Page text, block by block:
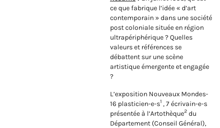
ce que fabrique l’idée « d’art
contemporain » dans une société
post coloniale située en région
ultrapériphérique ? Quelles
valeurs et références se
débattent sur une scène
artistique émergente et engagée
?
L’exposition Nouveaux Mondes-
16 plasticien-e-s1 , 7 écrivain-e-s
présentée à l’Artothèque2 du
Département (Conseil Général),